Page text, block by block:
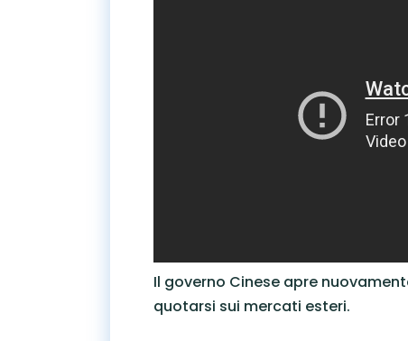
Il governo Cinese apre
quotarsi sui mercati esteri.